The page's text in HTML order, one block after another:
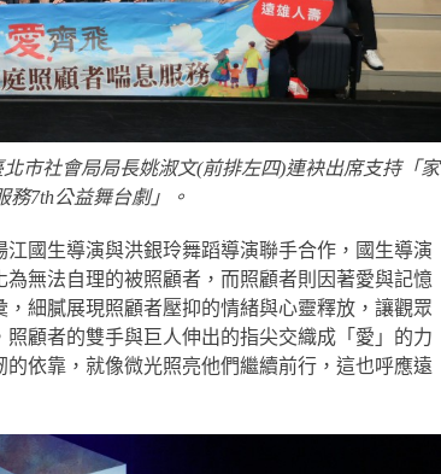
市社會局局長姚淑文(前排左四)連袂出席支持「家
務7th公益舞台劇」。
國生導演與洪銀玲舞蹈導演聯手合作，國生導演
無法自理的被照顧者，而照顧者則因著愛與記憶
細膩展現照顧者壓抑的情緒與心靈釋放，讓觀眾
顧者的雙手與巨人伸出的指尖交織成「愛」的力
依靠，就像微光照亮他們繼續前行，這也呼應遠